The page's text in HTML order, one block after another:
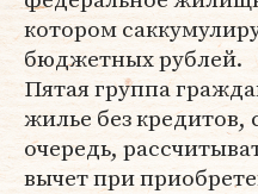
котором
бюджетных рублей.
Пятая группа
жилье без кредитов,
очередь,
вычет при